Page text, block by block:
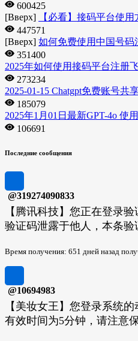
600425
[Вверх]
【必看】接码平台使
447571
[Вверх] 如何免费使用中国号
351400
2025年如何使用接码平台注册
273234
2025-01-15 Chatgpt免费账号共
185079
2025年1月01日最新GPT-4o 使
106691
Последние сообщения
@319274090833
【腾讯科技】您正在登录
验证码泄露于他人，本条验
Время получения: 651 дней назад
@10694983
【美妆女王】您登录系统
有效时间为5分钟，请注意保